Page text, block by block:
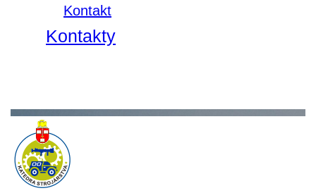
Kontakt
Kontakty